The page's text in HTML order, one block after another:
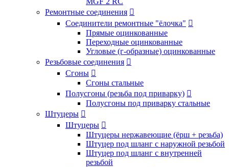
Ремонтные соединения 
Соединители ремонтные "ёлочка" 
Прямые оцинкованные
Переходные оцинкованные
Угловые (г-образные) оцинкованные
Резьбовые соединения 
Сгоны 
Сгоны стальные
Полусгоны (резьба под приварку) 
Полусгоны под приварку стальные
Штуцеры 
Штуцеры 
Штуцеры нержавеющие (ёрш + резьба)
Штуцер под шланг с наружной резьбой
Штуцер под шланг с внутренней
резьбой